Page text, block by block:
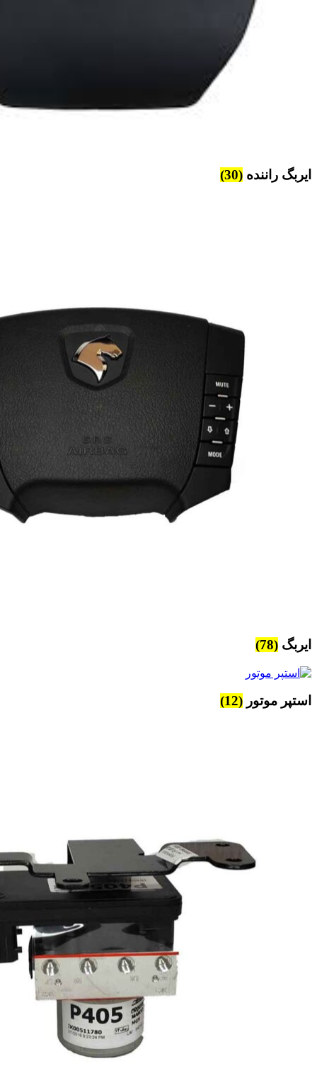
ایربگ راننده (30)
ایربگ (78)
استپر موتور (12)